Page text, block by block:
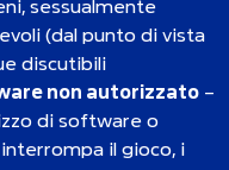
(dal punto di vista
discutibili
non autorizzato –
di software o
il gioco, i